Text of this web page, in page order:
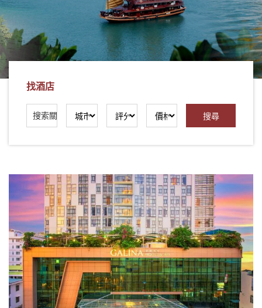
南
接
-
越
最
好
的
合
作
夥
伴！
找酒店